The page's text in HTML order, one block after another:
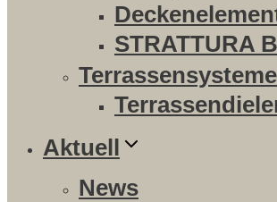
STRATTURA
Terrassensysteme
Aktuell
News